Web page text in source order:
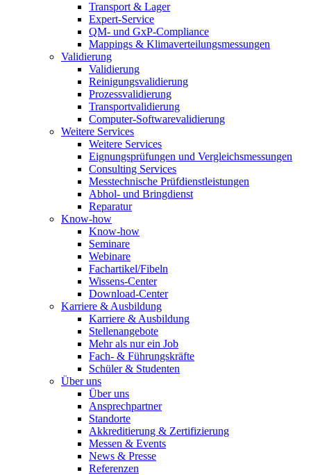
Transport & Lager
Expert-Service
QM- und GxP-Compliance
Mappings & Klimaverteilungsmessungen
Validierung
Validierung
Reinigungsvalidierung
Prozessvalidierung
Transportvalidierung
Computer-Softwarevalidierung
Weitere Services
Weitere Services
Eignungsprüfungen und Vergleichsmessungen
Consulting Services
Messtechnische Prüfdienstleistungen
Abhol- und Bringdienst
Reparatur
Know-how
Know-how
Seminare
Webinare
Fachartikel/Fibeln
Wissens-Center
Download-Center
Karriere & Ausbildung
Karriere & Ausbildung
Stellenangebote
Mehr als nur ein Job
Fach- & Führungskräfte
Schüler & Studenten
Über uns
Über uns
Ansprechpartner
Standorte
Akkreditierung & Zertifizierung
Messen & Events
News & Presse
Referenzen